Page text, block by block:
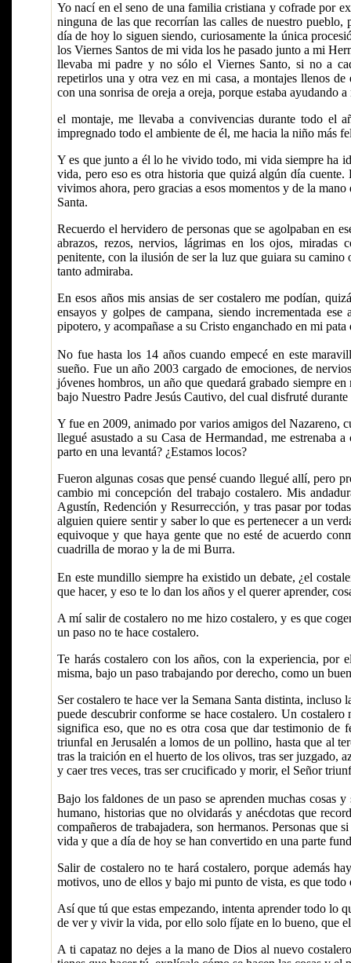
Yo nací en el seno de una familia cristiana y cofrade por
ninguna de las que recorrían las calles de nuestro
día de hoy lo siguen siendo, curiosamente la única
los Viernes Santos de mi vida los he pasado junto a mi
llevaba mi padre y no sólo el Viernes Santo, si no a
repetirlos una y otra vez en mi casa, a montajes llenos
con una sonrisa de oreja a oreja, porque estaba ayudando
el montaje, me llevaba a convivencias durante todo el
impregnado todo el ambiente de él, me hacia la niño más
Y es que junto a él lo he vivido todo, mi vida siempre ha
vida, pero eso es otra historia que quizá algún día
vivimos ahora, pero gracias a esos momentos y de la
Santa.
Recuerdo el hervidero de personas que se agolpaban en
abrazos, rezos, nervios, lágrimas en los ojos, miradas
penitente, con la ilusión de ser la luz que guiara su camino
tanto admiraba.
En esos años mis ansias de ser costalero me podían,
ensayos y golpes de campana, siendo incrementada
pipotero, y acompañase a su Cristo enganchado en mi pata
No fue hasta los 14 años cuando empecé en este
sueño. Fue un año 2003 cargado de emociones, de
jóvenes hombros, un año que quedará grabado siempre
bajo Nuestro Padre Jesús Cautivo, del cual disfruté durante
Y fue en 2009, animado por varios amigos del Nazareno,
llegué asustado a su Casa de Hermandad, me estrenaba
parto en una levantá? ¿Estamos locos?
Fueron algunas cosas que pensé cuando llegué allí, pero
cambio mi concepción del trabajo costalero. Mis
Agustín, Redención y Resurrección, y tras pasar por
alguien quiere sentir y saber lo que es pertenecer a un
equivoque y que haya gente que no esté de acuerdo
cuadrilla de morao y la de mi Burra.
En este mundillo siempre ha existido un debate, ¿el
que hacer, y eso te lo dan los años y el querer aprender,
A mí salir de costalero no me hizo costalero, y es que
un paso no te hace costalero.
Te harás costalero con los años, con la experiencia, por
misma, bajo un paso trabajando por derecho, como un
Ser costalero te hace ver la Semana Santa distinta,
puede descubrir conforme se hace costalero. Un
significa eso, que no es otra cosa que dar testimonio de
triunfal en Jerusalén a lomos de un pollino, hasta que al
tras la traición en el huerto de los olivos, tras ser juzgado,
y caer tres veces, tras ser crucificado y morir, el Señor
Bajo los faldones de un paso se aprenden muchas cosas
humano, historias que no olvidarás y anécdotas que
compañeros de trabajadera, son hermanos. Personas
vida y que a día de hoy se han convertido en una parte
Salir de costalero no te hará costalero, porque además
motivos, uno de ellos y bajo mi punto de vista, es que
Así que tú que estas empezando, intenta aprender todo lo
de ver y vivir la vida, por ello solo fíjate en lo bueno, que
A ti capataz no dejes a la mano de Dios al nuevo